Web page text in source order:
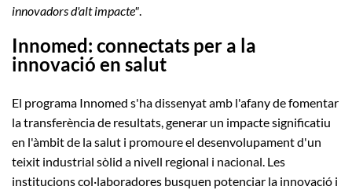
innovadors d'alt impacte".
Innomed: connectats per a la
innovació en salut
El programa Innomed s'ha dissenyat amb l'afany de fomentar
la transferència de resultats, generar un impacte significatiu
en l'àmbit de la salut i promoure el desenvolupament d'un
teixit industrial sòlid a nivell regional i nacional. Les
institucions col·laboradores busquen potenciar la innovació i